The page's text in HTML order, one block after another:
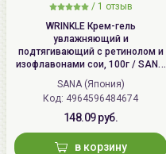
/ 1 отзыв
WRINKLE Крем-гель
увлажняющий и
подтягивающий с ретинолом и
изофлавонами сои, 100г / SANA
WRINKLE Gel Cream
SANA (Япония)
Код: 4964596484674
148.09 руб.
в корзину